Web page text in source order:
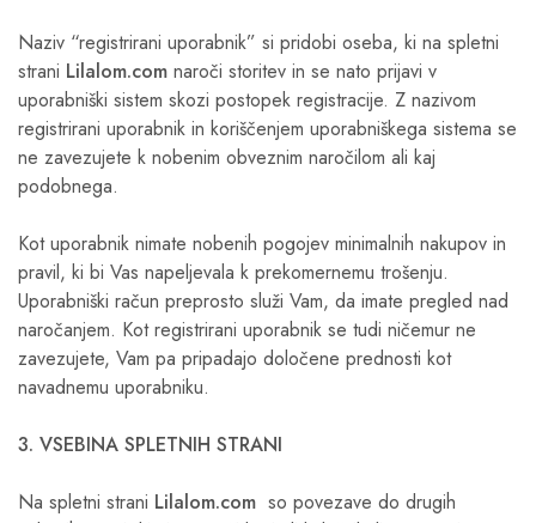
Naziv “registrirani uporabnik” si pridobi oseba, ki na spletni
strani Lilalom.com naroči storitev in se nato prijavi v
uporabniški sistem skozi postopek registracije. Z nazivom
registrirani uporabnik in koriščenjem uporabniškega sistema se
ne zavezujete k nobenim obveznim naročilom ali kaj
podobnega.
Kot uporabnik nimate nobenih pogojev minimalnih nakupov in
pravil, ki bi Vas napeljevala k prekomernemu trošenju.
Uporabniški račun preprosto služi Vam, da imate pregled nad
naročanjem. Kot registrirani uporabnik se tudi ničemur ne
zavezujete, Vam pa pripadajo določene prednosti kot
navadnemu uporabniku.
3. VSEBINA SPLETNIH STRANI
Na spletni strani Lilalom.com so povezave do drugih